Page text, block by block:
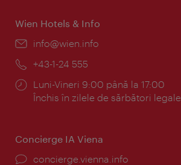
Wien Hotels & Info
E-
info@wien.info
Telefon:
+43-1-24 555
Program:
Luni-Vineri 9:00 până la 17:00
Închis în zilele de sărbători legale
Concierge IA Viena
concierge.vienna.info